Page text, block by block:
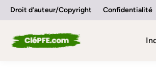
SkipDroit d’auteur/Copyright Confidentialité